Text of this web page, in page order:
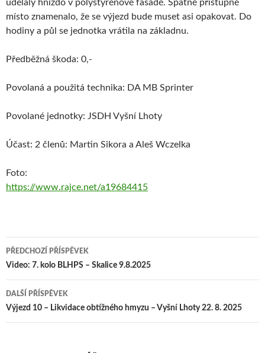
udělaly hnízdo v polystyrénové fasádě. Špatné přístupné
místo znamenalo, že se výjezd bude muset asi opakovat. Do
hodiny a půl se jednotka vrátila na základnu.
Předběžná škoda: 0,-
Povolaná a použitá technika: DA MB Sprinter
Povolané jednotky: JSDH Vyšní Lhoty
Účast: 2 členů: Martin Sikora a Aleš Wczelka
Foto:
https://www.rajce.net/a19684415
Navigace pro příspěvek
PŘEDCHOZÍ PŘÍSPĚVEK
Video: 7. kolo BLHPS – Skalice 9.8.2025
DALŠÍ PŘÍSPĚVEK
Výjezd 10 – Likvidace obtížného hmyzu – Vyšní Lhoty 22. 8. 2025